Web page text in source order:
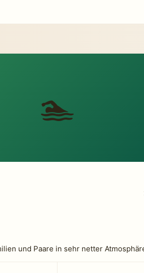
🏊
und Paare in sehr netter